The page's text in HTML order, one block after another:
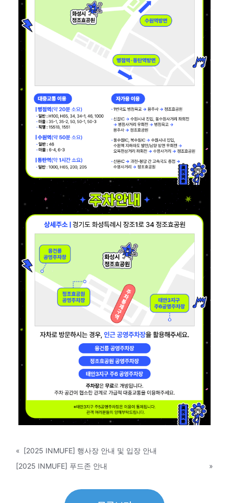
« [2025 INMUFE] 행사장 안내 및 입장 안내
[2025 INMUFE] 푸드존 안내
»